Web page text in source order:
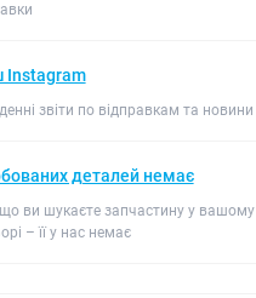
Instagram
звіти по відправкам та новини
деталей немає
ви шукаєте запчастину у вашому
– її у нас немає